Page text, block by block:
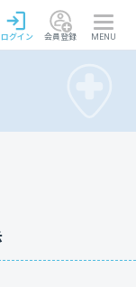
ログイン 会員登録 MENU